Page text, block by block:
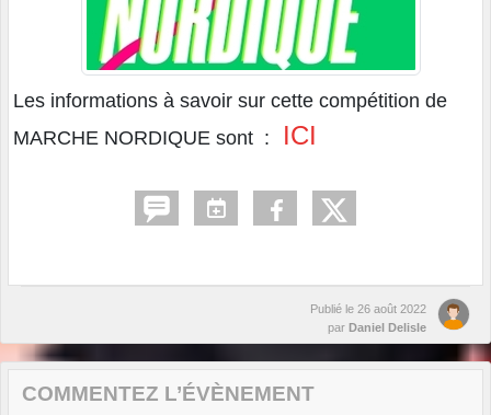
Les informations à savoir sur cette compétition de
MARCHE NORDIQUE sont :
ICI
Publié le 26 août 2022
par Daniel Delisle
COMMENTEZ L’ÉVÈNEMENT